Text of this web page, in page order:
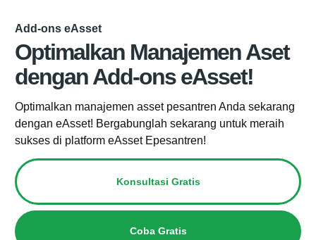
Add-ons eAsset
Optimalkan Manajemen Aset
dengan Add-ons eAsset!
Optimalkan manajemen asset pesantren Anda sekarang
dengan eAsset! Bergabunglah sekarang untuk meraih
sukses di platform eAsset Epesantren!
Konsultasi Gratis
Coba Gratis